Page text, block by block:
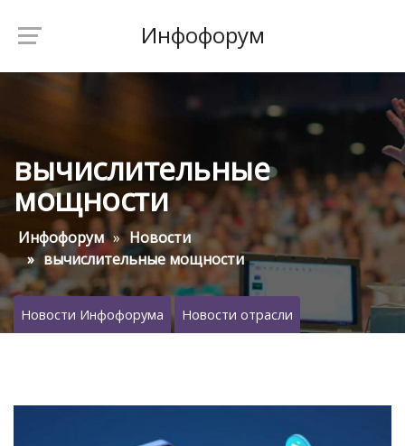
Инфофорум
вычислительные
мощности
Инфофорум
Новости
вычислительные мощности
Новости Инфофорума Новости отрасли